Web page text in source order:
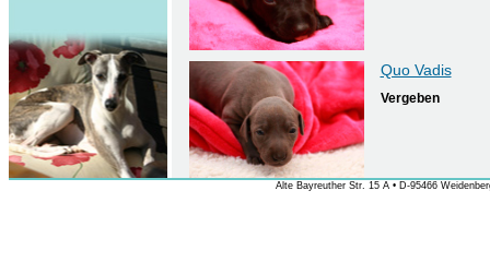
Quo Vadis
Vergeben
Alte Bayreuther Str. 15 A • D-95466